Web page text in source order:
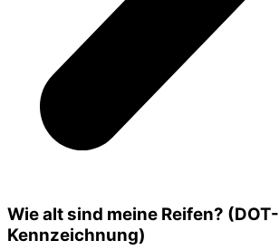
Wie alt sind meine Reifen? (DOT-
Kennzeichnung)